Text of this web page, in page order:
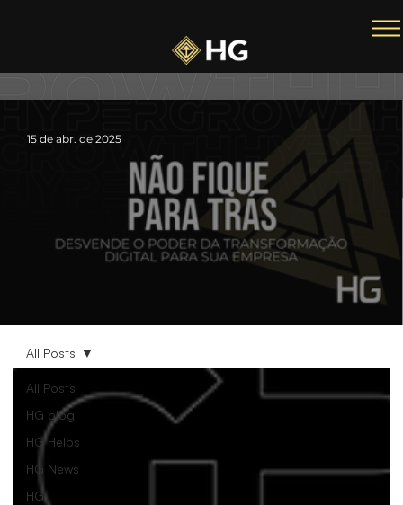
15 de abr. de 2025
All Posts
HG blog
HG Helps
HG News
HG
All Posts